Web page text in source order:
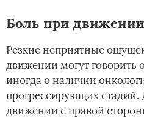
Боль при движении
Резкие неприятные
движении могут говорить
иногда о наличии
прогрессирующих
движении с правой